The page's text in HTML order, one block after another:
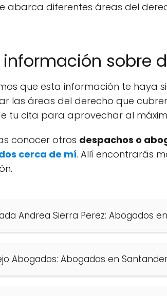
abarca diferentes áreas del
información sobre
que esta información te haya
las áreas del derecho que
tu cita para aprovechar al
conocer otros despachos o
cerca de mí. Allí encontrarás
Andrea Sierra Perez: Abogados
Abogados: Abogados en